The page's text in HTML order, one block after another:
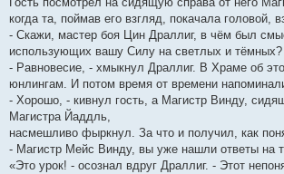
когда та, поймав его взгляд, покачала головой,
- Скажи, мастер боя Цин Драллиг, в чём был
использующих вашу Силу на светлых и тёмных?
- Равновесие, - хмыкнул Драллиг. В Храме об
юнлингам. И потом время от времени
- Хорошо, - кивнул гость, а Магистр Винду,
Магистра Йаддль,
насмешливо фыркнул. За что и получил, как
- Магистр Мейс Винду, вы уже нашли ответы на
«Это урок! - осознал вдруг Драллиг. - Этот